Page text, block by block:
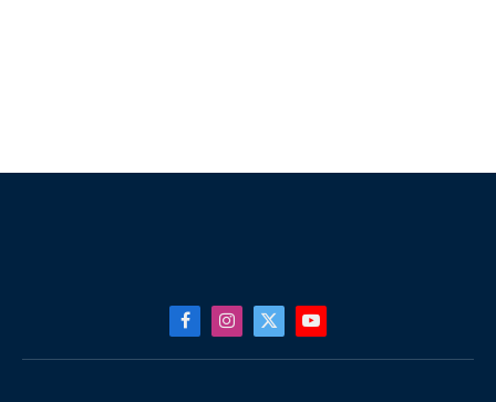
FacebookInstagram
X
YouTube